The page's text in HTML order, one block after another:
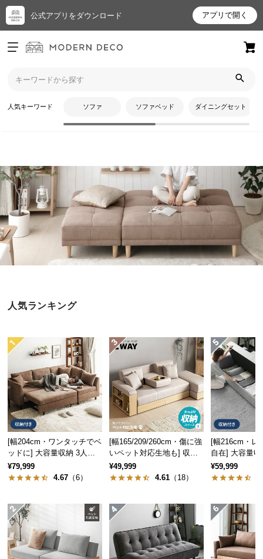
公式アプリをダウンロード アプリで開く
ログイン
新規会員登録
お
ア
イ
テ
ム
最
近
ッ
た
イ
テ
ム
特
一
人
気
ア
人気キーワード ソファ ソファベッド ダイニングセット
トップ ソファ ソファーベッド
CATEGORY
ソファーベッド
人気ランキング
[幅204cm・ワンタッチでベ
ッドに] 大容量収納 3人掛
けソファーベッド 1P切り
離し可能
¥79,999
4.67 （6）
[幅165/209/260cm・傷に強
いペット対応生地も] 収納
付き3人掛け多機能ソファ
¥49,999
4.61（18）
[幅216cm・レ
自在] 大容量
掛けソファー
スツール
¥59,999